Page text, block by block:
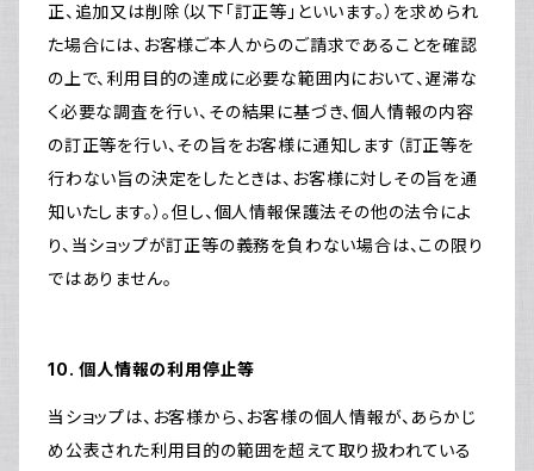
正、追加又は削除（以下「訂正等」といいます。）を求められ
た場合には、お客様ご本人からのご請求であることを確認
の上で、利用目的の達成に必要な範囲内において、遅滞な
く必要な調査を行い、その結果に基づき、個人情報の内容
の訂正等を行い、その旨をお客様に通知します（訂正等を
行わない旨の決定をしたときは、お客様に対しその旨を通
知いたします。）。但し、個人情報保護法その他の法令によ
り、当ショップが訂正等の義務を負わない場合は、この限り
ではありません。
10. 個人情報の利用停止等
当ショップは、お客様から、お客様の個人情報が、あらかじ
め公表された利用目的の範囲を超えて取り扱われている